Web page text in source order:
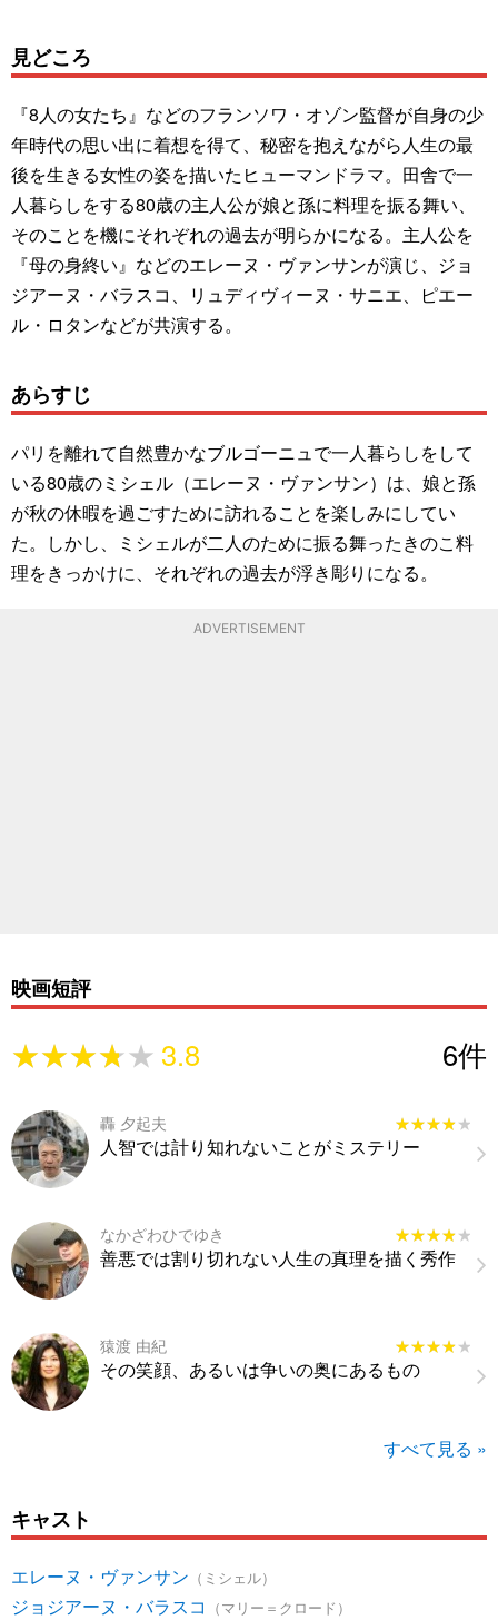
見どころ
『8人の女たち』などのフランソワ・オゾン監督が自身の少
年時代の思い出に着想を得て、秘密を抱えながら人生の最
後を生きる女性の姿を描いたヒューマンドラマ。田舎で一
人暮らしをする80歳の主人公が娘と孫に料理を振る舞い、
そのことを機にそれぞれの過去が明らかになる。主人公を
『母の身終い』などのエレーヌ・ヴァンサンが演じ、ジョ
ジアーヌ・バラスコ、リュディヴィーヌ・サニエ、ピエー
ル・ロタンなどが共演する。
あらすじ
パリを離れて自然豊かなブルゴーニュで一人暮らしをして
いる80歳のミシェル（エレーヌ・ヴァンサン）は、娘と孫
が秋の休暇を過ごすために訪れることを楽しみにしてい
た。しかし、ミシェルが二人のために振る舞ったきのこ料
理をきっかけに、それぞれの過去が浮き彫りになる。
ADVERTISEMENT
映画短評
★★★★★
★★★★★ 3.8 6件
轟 夕起夫 ★★★★★
★★★★★
人智では計り知れないことがミステリー
なかざわひでゆき ★★★★★
★★★★★
善悪では割り切れない人生の真理を描く秀作
猿渡 由紀 ★★★★★
★★★★★
その笑顔、あるいは争いの奥にあるもの
すべて見る »
キャスト
エレーヌ・ヴァンサン （ミシェル）
ジョジアーヌ・バラスコ （マリー＝クロード）